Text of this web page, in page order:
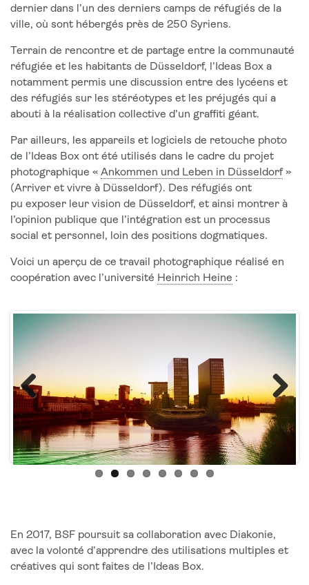
dernier dans l’un des derniers camps de réfugiés de la
ville, où sont hébergés près de 250 Syriens.
Terrain de rencontre et de partage entre la communauté
réfugiée et les habitants de Düsseldorf, l’Ideas Box a
notamment permis une discussion entre des lycéens et
des réfugiés sur les stéréotypes et les préjugés qui a
abouti à la réalisation collective d’un graffiti géant.
Par ailleurs, les appareils et logiciels de retouche photo
de l’Ideas Box ont été utilisés dans le cadre du projet
photographique « Ankommen und Leben in Düsseldorf»
(Arriver et vivre à Düsseldorf). Des réfugiés ont
pu exposer leur vision de Düsseldorf, et ainsi montrer à
l’opinion publique que l’intégration est un processus
social et personnel, loin des positions dogmatiques.
Voici un aperçu de ce travail photographique réalisé en
coopération avec l’université Heinrich Heine :
Previous Next
En 2017, BSF poursuit sa collaboration avec Diakonie,
avec la volonté d’apprendre des utilisations multiples et
créatives qui sont faites de l’Ideas Box.